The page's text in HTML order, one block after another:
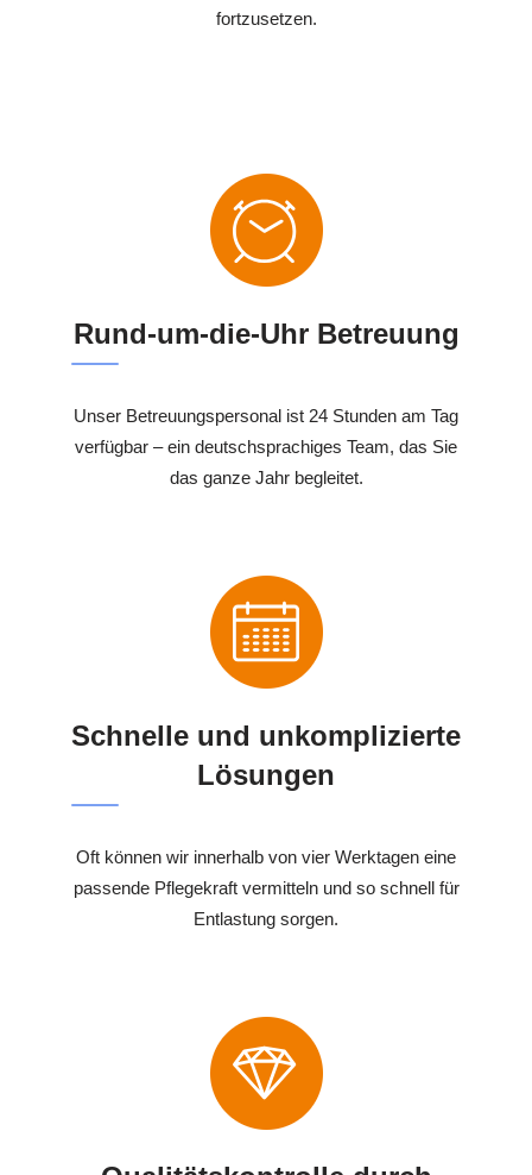
fortzusetzen.
Rund-um-die-Uhr Betreuung
Unser Betreuungspersonal ist 24 Stunden am Tag
verfügbar – ein deutschsprachiges Team, das Sie
das ganze Jahr begleitet.
Schnelle und unkomplizierte
Lösungen
Oft können wir innerhalb von vier Werktagen eine
passende Pflegekraft vermitteln und so schnell für
Entlastung sorgen.